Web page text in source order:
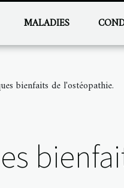
MALADIES
bienfaits de l'ostéopathie.